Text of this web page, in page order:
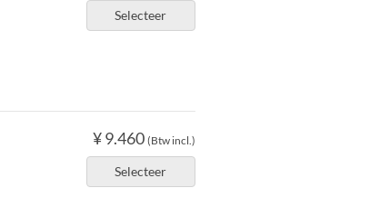
Selecteer
¥ 9.460 (Btw incl.)
Selecteer